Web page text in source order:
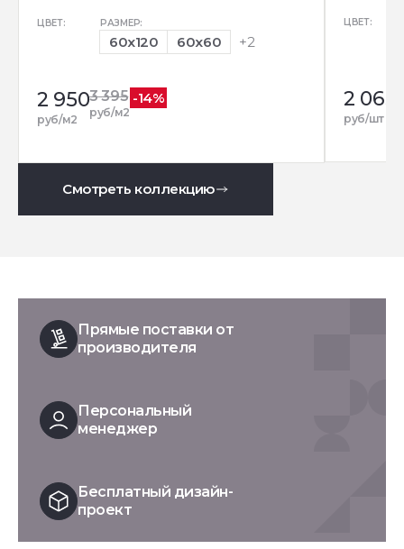
ЦВЕТ: РАЗМЕР:
60x120 60x60 +2
2 950
руб/м2
3 395
руб/м2
-14%
ЦВЕТ:
2 065
руб/шт
Смотреть коллекцию
Прямые поставки от
производителя
Персональный
менеджер
Бесплатный дизайн-
проект